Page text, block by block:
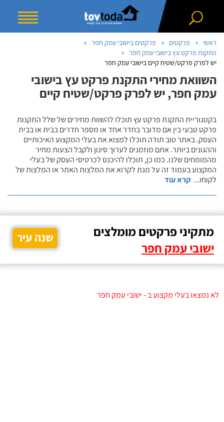
ראשי פרקטים
פרקטים בישובי עמק חפר
התקנת פרקט עץ בישובי עמק חפר
יש לפרק פרקט/שטיח קיים בישובי עמק חפר
השוואת מחירי התקנת פרקט עץ בישובי
עמק חפר, יש לפרק פרקט/שטיח קיים
בקטגוריית התקנת פרקט עץ תוכלו להשוות מחירים של שלל התקנות
פרקט טבעי בין אם מדובר בחדר אחד או מספר חדרים בבית או בבית
העסק. באתר טוב תודה תוכלו למצוא את בעלי המקצוע האיכותיים
וההגונים ביותר. אתם מוזמנים לערוך סינון ולקבל הצעות מחיר
מהמומחים שלנו. כמו כן, תוכלו להיכנס לכרטיסי העסק של בעלי
המקצוע בעמוד זה על מנת לקרוא את המלצות האתר או המלצות של
לקוחו... קרא עוד
מתקיני פרקטים מומלצים
ישובי עמק חפר
שנה עיר
לא נמצאו בעלי מקצוע ב - ישובי עמק חפר